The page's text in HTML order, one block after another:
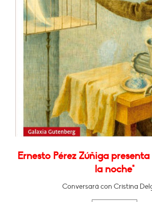
Ernesto Pérez Zúñiga
la noche"
Conversará con Cristina